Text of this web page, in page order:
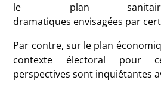
le plan sanitaire, les
dramatiques envisagées par
Par contre, sur le plan
contexte électoral pour
perspectives sont inquiétantes